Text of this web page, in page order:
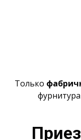
Только